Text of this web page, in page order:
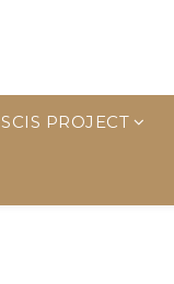
SCIS PROJECT